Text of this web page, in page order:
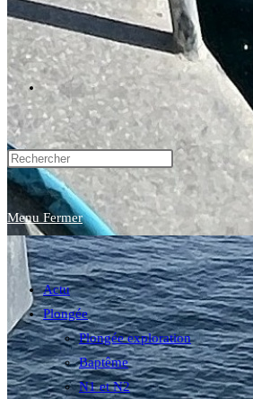
Toggle
website
search
Menu Fermer
Actu
Plongée
Plongée exploration
Baptême
N1 et N2